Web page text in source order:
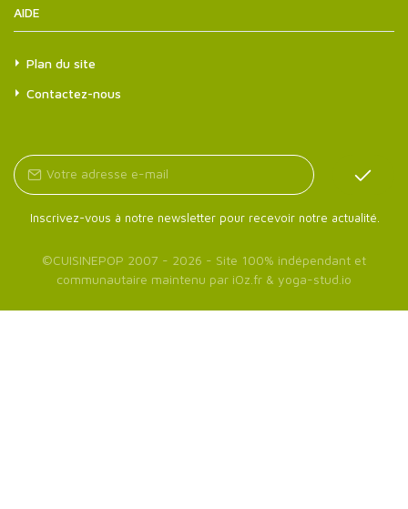
AIDE
Plan du site
Contactez-nous
Inscrivez-vous à notre newsletter pour recevoir notre actualité.
©CUISINEPOP 2007 - 2026 - Site 100% indépendant et
communautaire maintenu par iOz.fr & yoga-stud.io